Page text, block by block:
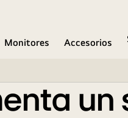
Monitores Accesorios